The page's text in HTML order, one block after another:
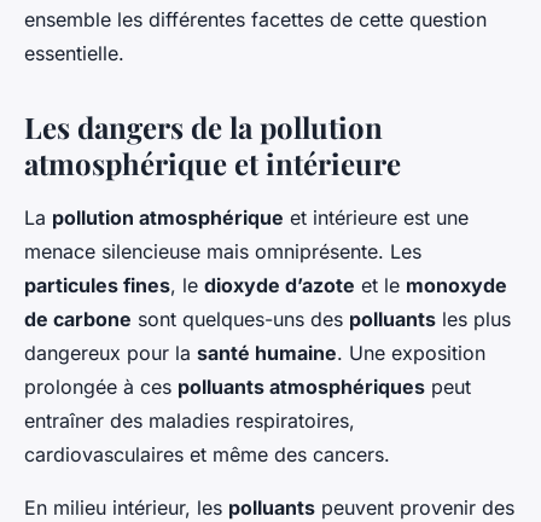
ensemble les différentes facettes de cette question
essentielle.
Les dangers de la pollution
atmosphérique et intérieure
La pollution atmosphérique et intérieure est une
menace silencieuse mais omniprésente. Les
particules fines, le dioxyde d’azote et le monoxyde
de carbone sont quelques-uns des polluants les plus
dangereux pour la santé humaine. Une exposition
prolongée à ces polluants atmosphériques peut
entraîner des maladies respiratoires,
cardiovasculaires et même des cancers.
En milieu intérieur, les polluants peuvent provenir des